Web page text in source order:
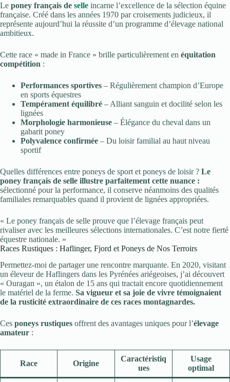
Le poney français de selle incarne l’excellence de la sélection équine
française. Créé dans les années 1970 par croisements judicieux, il
représente aujourd’hui la réussite d’un programme d’élevage national
ambitieux.
Cette race « made in France » brille particulièrement en équitation
compétition :
Performances sportives – Régulièrement champion d’Europe
en sports équestres
Tempérament équilibré – Alliant sanguin et docilité selon les
lignées
Morphologie harmonieuse – Élégance du cheval dans un
gabarit poney
Polyvalence confirmée – Du loisir familial au haut niveau
sportif
Quelles différences entre poneys de sport et poneys de loisir ? Le
poney français de selle illustre parfaitement cette nuance :
sélectionné pour la performance, il conserve néanmoins des qualités
familiales remarquables quand il provient de lignées appropriées.
« Le poney français de selle prouve que l’élevage français peut
rivaliser avec les meilleures sélections internationales. C’est notre fierté
équestre nationale. »
Races Rustiques : Haflinger, Fjord et Poneys de Nos Terroirs
Permettez-moi de partager une rencontre marquante. En 2020, visitant
un éleveur de Haflingers dans les Pyrénées ariégeoises, j’ai découvert
« Ouragan », un étalon de 15 ans qui tractait encore quotidiennement
le matériel de la ferme. Sa vigueur et sa joie de vivre témoignaient
de la rusticité extraordinaire de ces races montagnardes.
Ces poneys rustiques offrent des avantages uniques pour l’élevage
amateur :
Race Origine
Caractéristiq
ues
Usage
optimal